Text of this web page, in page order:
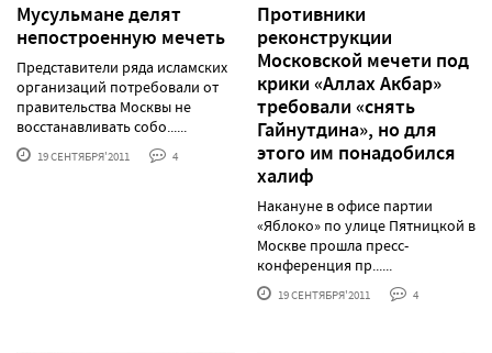
Мусульмане делят
непостроенную мечеть
Представители ряда исламских
организаций потребовали от
правительства Москвы не
восстанавливать собо......
19 СЕНТЯБРЯ'2011 4
Противники
реконструкции
Московской мечети под
крики «Аллах Акбар»
требовали «снять
Гайнутдина», но для
этого им понадобился
халиф
Накануне в офисе партии
«Яблоко» по улице Пятницкой в
Москве прошла пресс-
конференция пр......
19 СЕНТЯБРЯ'2011 4